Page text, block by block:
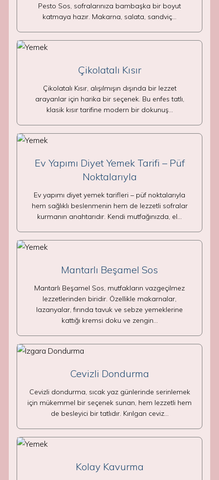
Pesto Sos, sofralarınıza bambaşka bir boyut
katmaya hazır. Makarna, salata, sandviç…
Çikolatalı Kısır
Çikolatalı Kısır, alışılmışın dışında bir lezzet
arayanlar için harika bir seçenek. Bu enfes tatlı,
klasik kısır tarifine modern bir dokunuş…
Ev Yapımı Diyet Yemek Tarifi – Püf
Noktalarıyla
Ev yapımı diyet yemek tarifleri – püf noktalarıyla
hem sağlıklı beslenmenin hem de lezzetli sofralar
kurmanın anahtarıdır. Kendi mutfağınızda, el…
Mantarlı Beşamel Sos
Mantarlı Beşamel Sos, mutfakların vazgeçilmez
lezzetlerinden biridir. Özellikle makarnalar,
lazanyalar, fırında tavuk ve sebze yemeklerine
kattığı kremsi doku ve zengin…
Cevizli Dondurma
Cevizli dondurma, sıcak yaz günlerinde serinlemek
için mükemmel bir seçenek sunan, hem lezzetli hem
de besleyici bir tatlıdır. Kırılgan ceviz…
Kolay Kavurma